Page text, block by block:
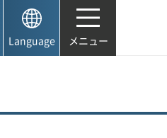
Language メニュー